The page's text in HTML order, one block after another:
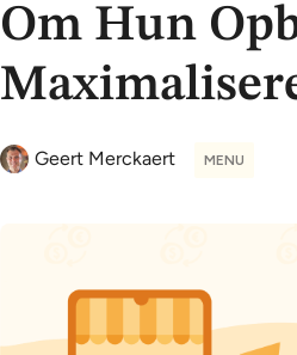
Om Hun
Geert Merckaert MENU